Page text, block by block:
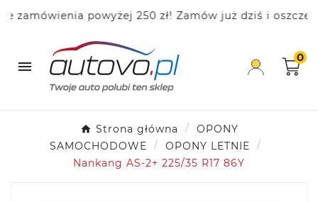
powyżej 250 zł! Zamów już dziś i

0
Strona główna
OPONY
SAMOCHODOWE
OPONY LETNIE
Nankang AS-2+ 225/35 R17 86Y